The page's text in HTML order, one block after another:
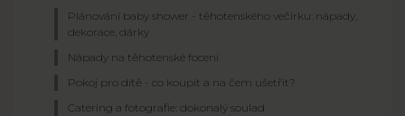
Plánování baby shower - těhotenského večírku: nápady,
dekorace, dárky
Nápady na těhotenské focení
Pokoj pro dítě - co koupit a na čem ušetřit?
Catering a fotografie: dokonalý soulad